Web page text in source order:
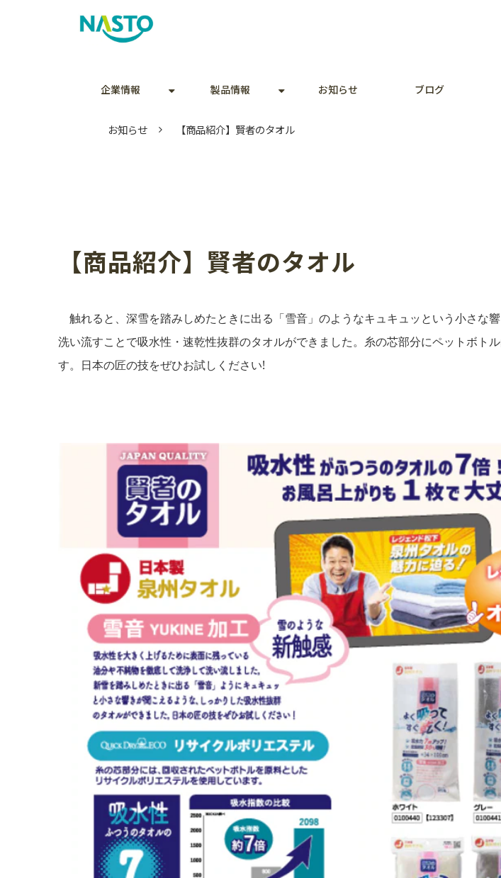
企業情報 製品情報 お知らせ ブログ
お知らせ 【商品紹介】賢者のタオル
【商品紹介】賢者のタオル
触れると、深雪を踏みしめたときに出る「雪音」のようなキュキュッという小さな
洗い流すことで吸水性・速乾性抜群のタオルができました。糸の芯部分にペットボト
す。日本の匠の技をぜひお試しください!